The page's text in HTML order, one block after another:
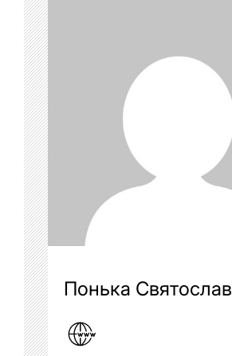
Понька Святослав